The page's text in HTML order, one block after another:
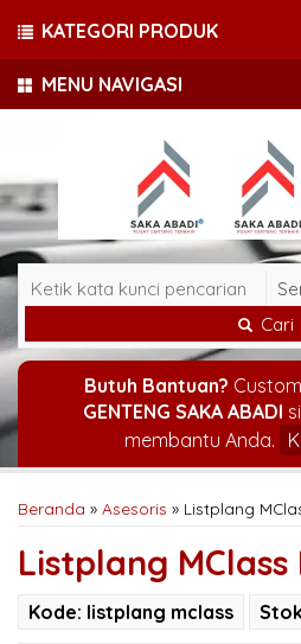
MENU NAVIGASI
Cari
Butuh Bantuan?
GENTENG SAKA ABADI
membantu Anda.
Beranda » Asesoris » Listplang
Listplang MClass
Kode: listplang mclass
KATEGORI PRODUK